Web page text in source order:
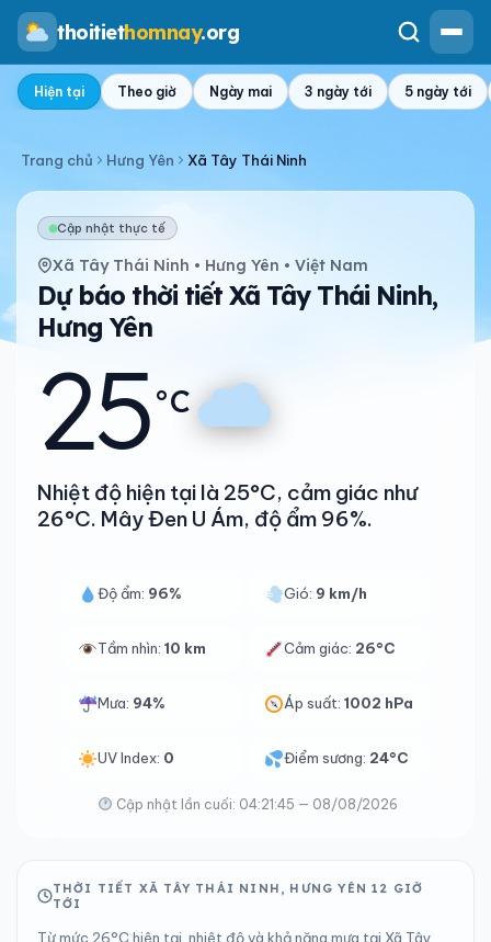
thoitiethomnay.org
Hiện tại Theo giờ Ngày mai 3 ngày tới 5 ngày tới
Trang chủ Hưng Yên Xã Tây Thái Ninh
Cập nhật thực tế
Xã Tây Thái Ninh • Hưng Yên • Việt Nam
Dự báo thời tiết Xã Tây Thái Ninh,
Hưng Yên
25°C
Nhiệt độ hiện tại là 25°C, cảm giác như
26°C. Mây Đen U Ám, độ ẩm 96%.
Độ ẩm: 96% Gió: 9 km/h
Tầm nhìn: 10 km Cảm giác: 26°C
Mưa: 94% Áp suất:1002 hPa
UV Index: 0 Điểm sương: 24°C
Cập nhật lần cuối: 04:21:45 — 08/08/2026
THỜI TIẾT XÃ TÂY THÁI NINH, HƯNG YÊN 12 GIỜ
TỚI
Từ mức 26°C hiện tại, nhiệt độ và khả năng mưa tại Xã Tây